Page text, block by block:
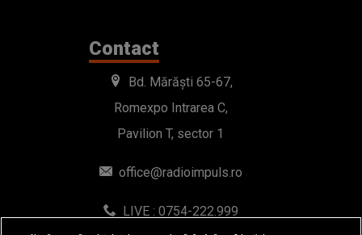
Contact
Bd. Mărăști 65-67,
Romexpo Intrarea C,
Pavilion T, sector 1
office@radioimpuls.ro
LIVE : 0754-222.999